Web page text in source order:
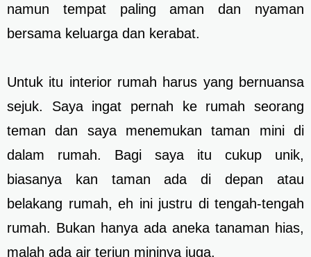
namun tempat paling aman dan nyaman
bersama keluarga dan kerabat.
Untuk itu interior rumah harus yang bernuansa
sejuk. Saya ingat pernah ke rumah seorang
teman dan saya menemukan taman mini di
dalam rumah. Bagi saya itu cukup unik,
biasanya kan taman ada di depan atau
belakang rumah, eh ini justru di tengah-tengah
rumah. Bukan hanya ada aneka tanaman hias,
malah ada air terjun mininya juga.